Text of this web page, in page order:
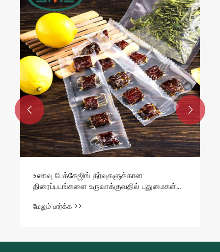
உணவு பேக்கேஜிங் தீர்வுகளுக்கான
திரைப்படங்களை உருவாக்குவதில் புதுமைகள்
மேலும் பார்க்க >>
 